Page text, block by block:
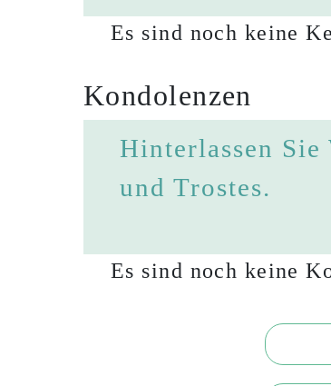
Es sind noch keine
Kondolenzen
Hinterlassen
und Trostes.
Es sind noch keine